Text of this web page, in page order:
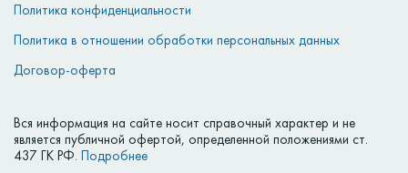
Политика конфиденциальности
Политика в отношении обработки персональных данных
Договор-оферта
Вся информация на сайте носит справочный характер и не
является публичной офертой, определенной положениями ст.
437 ГК РФ. Подробнее